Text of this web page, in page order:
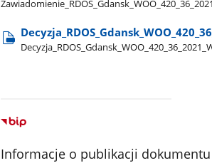
Informacje o publikacji dokumentu